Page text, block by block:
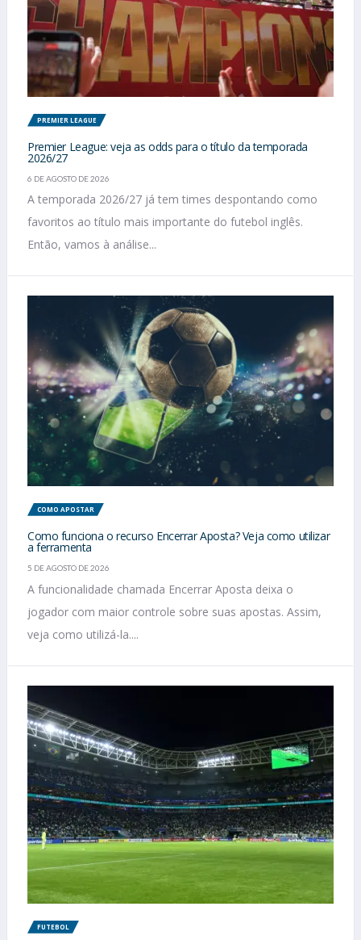
PREMIER LEAGUE
Premier League: veja as odds para o título da temporada
2026/27
6 DE AGOSTO DE 2026
A temporada 2026/27 já tem times despontando como
favoritos ao título mais importante do futebol inglês.
Então, vamos à análise...
COMO APOSTAR
Como funciona o recurso Encerrar Aposta? Veja como utilizar
a ferramenta
5 DE AGOSTO DE 2026
A funcionalidade chamada Encerrar Aposta deixa o
jogador com maior controle sobre suas apostas. Assim,
veja como utilizá-la....
FUTEBOL